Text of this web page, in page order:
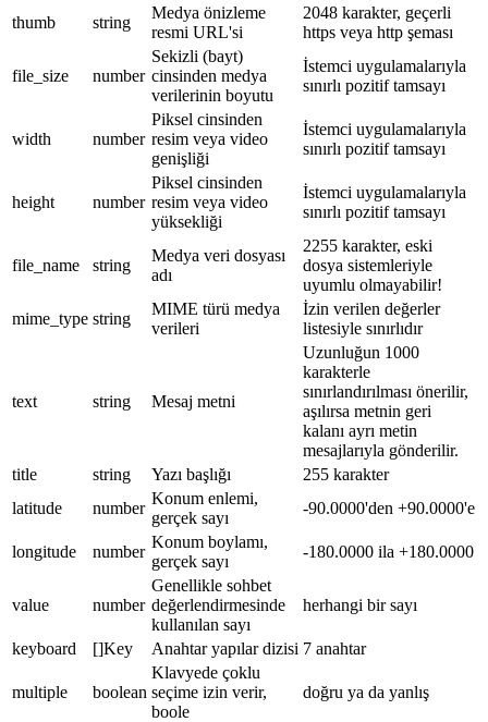
thumb
string
Medya önizleme
resmi URL'si
2048 karakter, geçerli
https veya http şeması
file_size number
Sekizli (bayt)
cinsinden medya
verilerinin boyutu
İstemci uygulamalarıyla
sınırlı pozitif tamsayı
width number
Piksel cinsinden
resim veya video
genişliği
İstemci uygulamalarıyla
sınırlı pozitif tamsayı
height number
Piksel cinsinden
resim veya video
yüksekliği
İstemci uygulamalarıyla
sınırlı pozitif tamsayı
file_name string
Medya veri dosyası
adı
2255 karakter, eski
dosya sistemleriyle
uyumlu olmayabilir!
mime_type string
MIME türü medya
verileri
İzin verilen değerler
listesiyle sınırlıdır
text string Mesaj metni
Uzunluğun 1000
karakterle
sınırlandırılması önerilir,
aşılırsa metnin geri
kalanı ayrı metin
mesajlarıyla gönderilir.
title
string Yazı başlığı
255 karakter
latitude
number
Konum enlemi,
gerçek sayı
-90.0000'den +90.0000'e
longitude number
Konum boylamı,
gerçek sayı
-180.0000 ila +180.0000
value number
Genellikle sohbet
değerlendirmesinde
kullanılan sayı
herhangi bir sayı
keyboard []Key Anahtar yapılar dizisi 7 anahtar
multiple boolean
Klavyede çoklu
seçime izin verir,
boole
doğru ya da yanlış